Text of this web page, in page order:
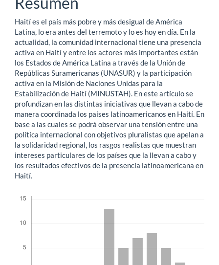
del
artículo
Haití es el país más pobre y más desigual de América
Latina, lo era antes del terremoto y lo es hoy en día. En la
actualidad, la comunidad internacional tiene una presencia
activa en Haití y entre los actores más importantes están
los Estados de América Latina a través de la Unión de
Repúblicas Suramericanas (UNASUR) y la participación
activa en la Misión de Naciones Unidas para la
Estabilización de Haití (MINUSTAH). En este artículo se
profundizan en las distintas iniciativas que llevan a cabo de
manera coordinada los países latinoamericanos en Haití. En
base a las cuales se podrá observar una tensión entre una
política internacional con objetivos pluralistas que apelan a
la solidaridad regional, los rasgos realistas que muestran
intereses particulares de los países que la llevan a cabo y
los resultados efectivos de la presencia latinoamericana en
Haití.